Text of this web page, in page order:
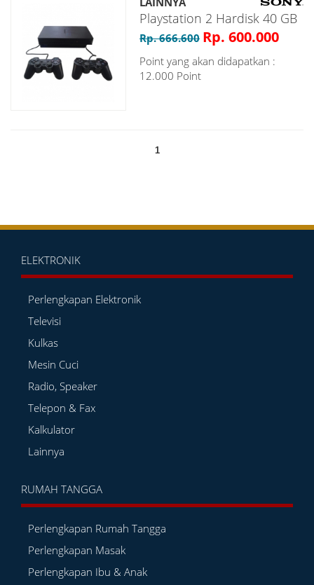
Playstation 2 Hardisk 40 GB
Rp. 666.600 Rp. 600.000
Point yang akan didapatkan :
12.000 Point
1
ELEKTRONIK
Perlengkapan Elektronik
Televisi
Kulkas
Mesin Cuci
Radio, Speaker
Telepon & Fax
Kalkulator
Lainnya
RUMAH TANGGA
Perlengkapan Rumah Tangga
Perlengkapan Masak
Perlengkapan Ibu & Anak